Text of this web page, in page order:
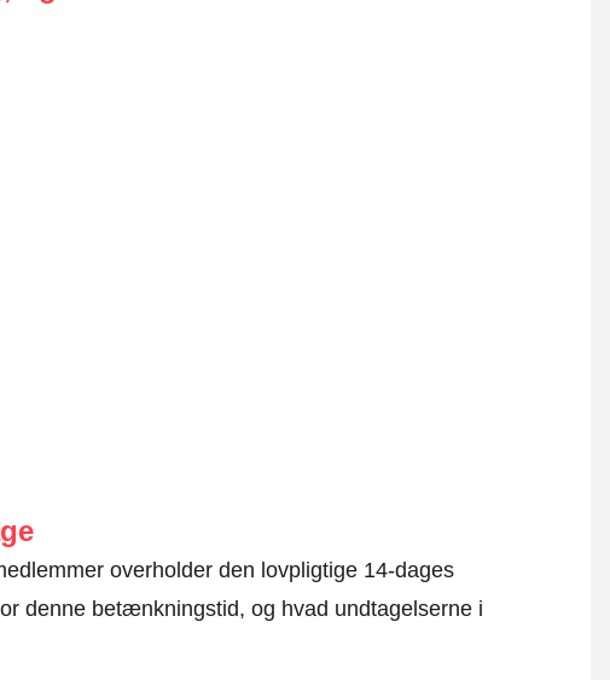
overholder den lovpligtige 14-dages
denne betænkningstid, og hvad undtagelserne i